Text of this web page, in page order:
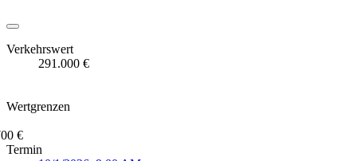
Verkehrswert
291.000 €
Wertgrenzen
€
Termin